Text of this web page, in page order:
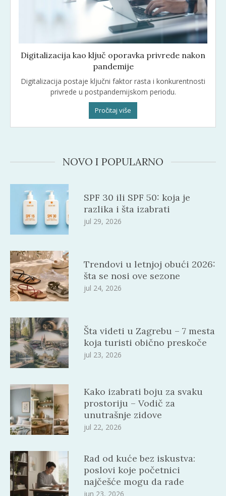
Digitalizacija kao ključ oporavka privrede nakon
pandemije
Digitalizacija postaje ključni faktor rasta i konkurentnosti
privrede u postpandemijskom periodu.
Pročitaj više
NOVO I POPULARNO
SPF 30 ili SPF 50: koja je
razlika i šta izabrati
jul 29, 2026
Trendovi u letnjoj obući 2026:
šta se nosi ove sezone
jul 24, 2026
Šta videti u Zagrebu – 7 mesta
koja turisti obično preskoče
jul 23, 2026
Kako izabrati boju za svaku
prostoriju – Vodič za
unutrašnje zidove
jul 22, 2026
Rad od kuće bez iskustva:
poslovi koje početnici
najčešće mogu da rade
jun 23, 2026